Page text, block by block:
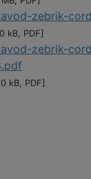
zebrik-
kB, PDF]
zebrik-
kB, PDF]